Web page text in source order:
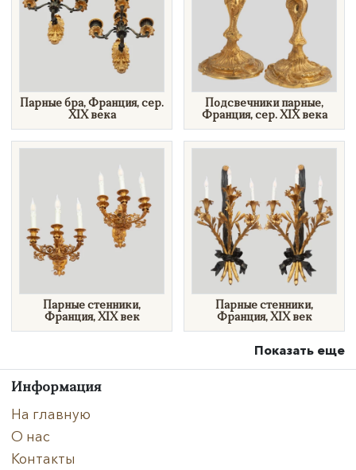
Парные бра, Франция, сер.
XIX века
Подсвечники парные,
Франция, сер. XIX века
Парные стенники,
Франция, XIX век
Парные стенники,
Франция, XIX век
Показать еще
Информация
На главную
О нас
Контакты